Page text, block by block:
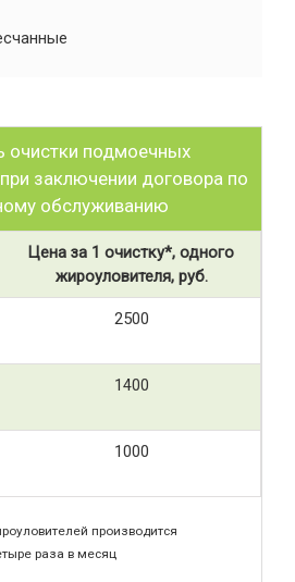
очистки подмоечных
заключении договора по
обслуживанию
Цена за 1 очистку*, одного
жироуловителя, руб.
2500
1400
1000
производится
раза в месяц